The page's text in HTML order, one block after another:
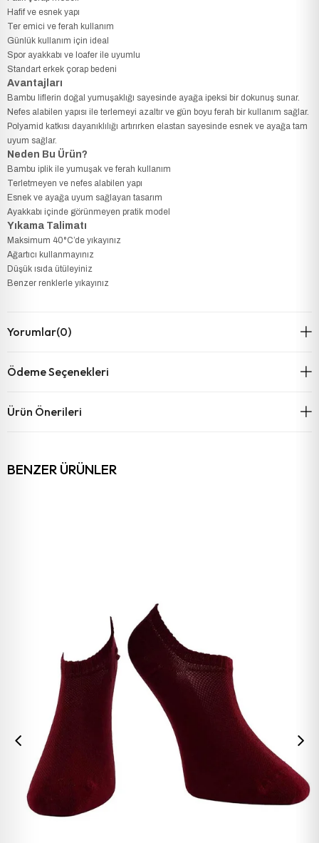
Hafif ve esnek yapı
Ter emici ve ferah kullanım
Günlük kullanım için ideal
Spor ayakkabı ve loafer ile uyumlu
Standart erkek çorap bedeni
Avantajları
Bambu liflerin doğal yumuşaklığı sayesinde ayağa ipeksi bir dokunuş sunar.
Nefes alabilen yapısı ile terlemeyi azaltır ve gün boyu ferah bir kullanım sağlar.
Polyamid katkısı dayanıklılığı artırırken elastan sayesinde esnek ve ayağa tam
uyum sağlar.
Neden Bu Ürün?
Bambu iplik ile yumuşak ve ferah kullanım
Terletmeyen ve nefes alabilen yapı
Esnek ve ayağa uyum sağlayan tasarım
Ayakkabı içinde görünmeyen pratik model
Yıkama Talimatı
Maksimum 40°C’de yıkayınız
Ağartıcı kullanmayınız
Düşük ısıda ütüleyiniz
Benzer renklerle yıkayınız
Yorumlar(0)
Ödeme Seçenekleri
Ürün Önerileri
BENZER ÜRÜNLER